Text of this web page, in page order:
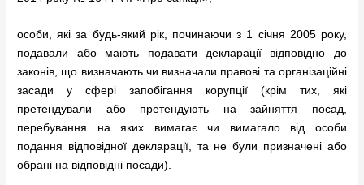
особи, які за будь-який рік, починаючи з 1 січня 2005 року,
подавали або мають подавати декларації відповідно до
законів, що визначають чи визначали правові та організаційні
засади у сфері запобігання корупції (крім тих, які
претендували або претендують на зайняття посад,
перебування на яких вимагає чи вимагало від особи
подання відповідної декларації, та не були призначені або
обрані на відповідні посади).